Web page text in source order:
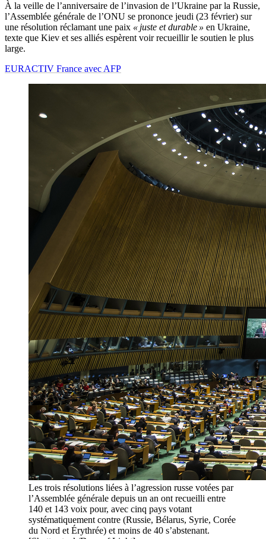
À la veille de l’anniversaire de l’invasion de l’Ukraine par la Russie,
l’Assemblée générale de l’ONU se prononce jeudi (23 février) sur
une résolution réclamant une paix « juste et durable » en Ukraine,
texte que Kiev et ses alliés espèrent voir recueillir le soutien le plus
large.
EURACTIV France avec AFP
Les trois résolutions liées à l’agression russe votées par
l’Assemblée générale depuis un an ont recueilli entre
140 et 143 voix pour, avec cinq pays votant
systématiquement contre (Russie, Bélarus, Syrie, Corée
du Nord et Érythrée) et moins de 40 s’abstenant.